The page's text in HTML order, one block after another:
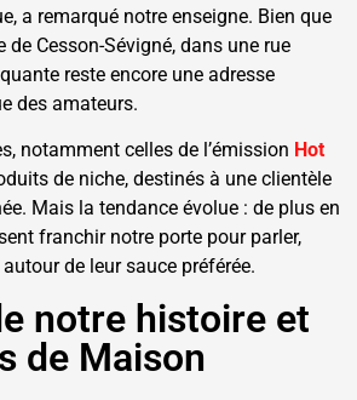
a remarqué notre enseigne. Bien que
de Cesson-Sévigné, dans une rue
reste encore une adresse
des amateurs.
notamment celles de l’émission Hot
de niche, destinés à une clientèle
Mais la tendance évolue : de plus en
franchir notre porte pour parler,
de leur sauce préférée.
notre histoire et
de Maison